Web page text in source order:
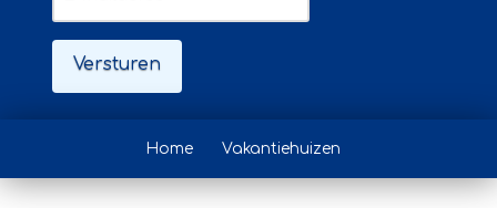
Home Vakantiehuizen